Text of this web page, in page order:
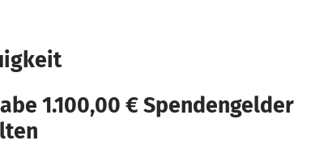
1.100,00 € Spendengelder